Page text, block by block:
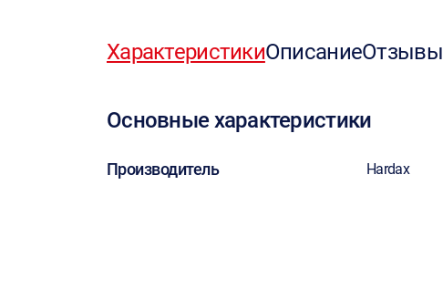
ХарактеристикиОписаниеОтзывы
Основные характеристики
Производитель Hardax